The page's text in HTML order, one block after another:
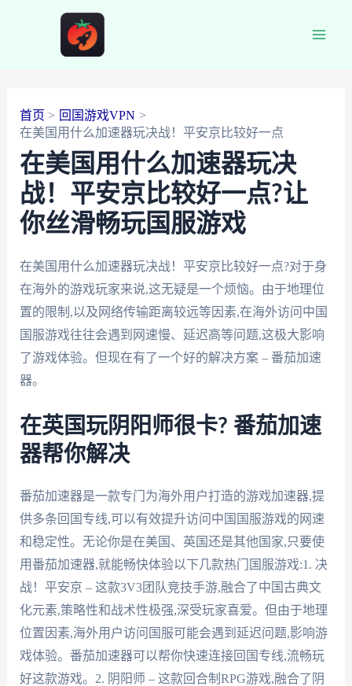
首页
回国游戏VPN
在美国用什么加速器玩决战！平安京比较好一点
在美国用什么加速器玩决
战！平安京比较好一点?让
你丝滑畅玩国服游戏
在美国用什么加速器玩决战！平安京比较好一点?对于身
在海外的游戏玩家来说,这无疑是一个烦恼。由于地理位
置的限制,以及网络传输距离较远等因素,在海外访问中国
国服游戏往往会遇到网速慢、延迟高等问题,这极大影响
了游戏体验。但现在有了一个好的解决方案 – 番茄加速
器。
在英国玩阴阳师很卡? 番茄加速
器帮你解决
番茄加速器是一款专门为海外用户打造的游戏加速器,提
供多条回国专线,可以有效提升访问中国国服游戏的网速
和稳定性。无论你是在美国、英国还是其他国家,只要使
用番茄加速器,就能畅快体验以下几款热门国服游戏:1. 决
战！平安京 – 这款3V3团队竞技手游,融合了中国古典文
化元素,策略性和战术性极强,深受玩家喜爱。但由于地理
位置因素,海外用户访问国服可能会遇到延迟问题,影响游
戏体验。番茄加速器可以帮你快速连接回国专线,流畅玩
好这款游戏。2. 阴阳师 – 这款回合制RPG游戏,融合了阴